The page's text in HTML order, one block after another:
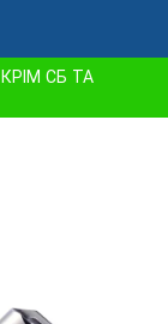
СБ ТА